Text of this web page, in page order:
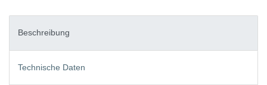
Beschreibung
Technische Daten